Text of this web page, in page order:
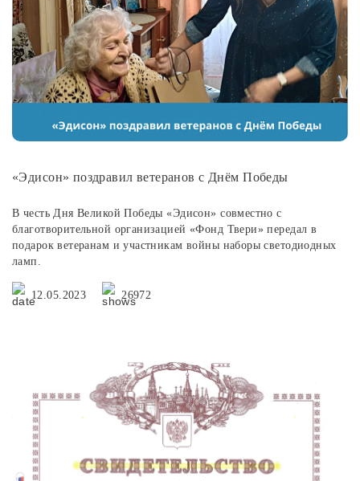
«Эдисон» поздравил ветеранов с Днём Победы
В честь Дня Великой Победы «Эдисон» совместно с
благотворительной организацией «Фонд Твери» передал в
подарок ветеранам и участникам войны наборы светодиодных
ламп.
12.05.2023 26972